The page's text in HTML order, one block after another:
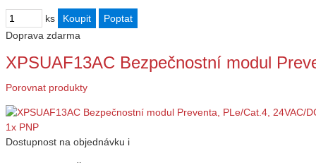
ks
Doprava zdarma
XPSUAF13AC Bezpečnostní modul
Porovnat produkty
Dostupnost na objednávku i